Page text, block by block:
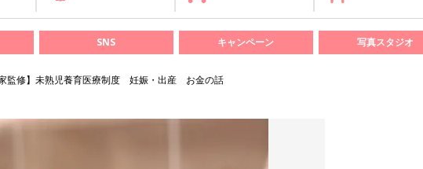
SNS キャンペーン 写真スタジオ
監修】未熟児養育医療制度 妊娠・出産 お金の話